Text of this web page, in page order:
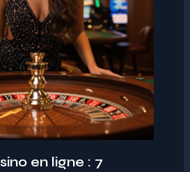
en ligne : 7